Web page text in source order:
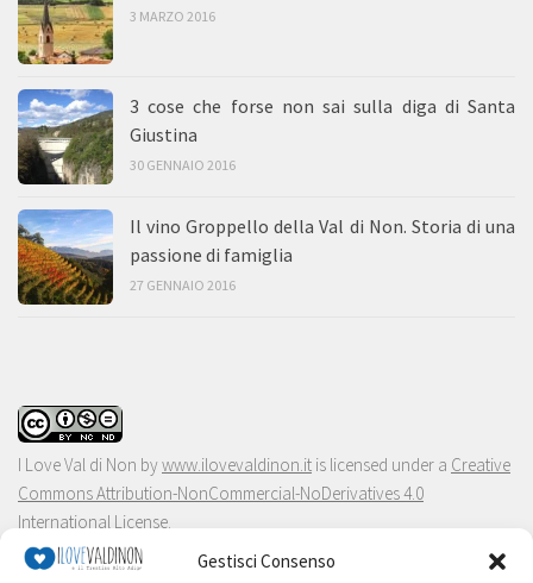
Gestisci Consenso
3 MARZO 2016
3 cose che forse non sai sulla diga di Santa
Giustina
30 GENNAIO 2016
Il vino Groppello della Val di Non. Storia di una
passione di famiglia
27 GENNAIO 2016
I Love Val di Non bywww.ilovevaldinon.it is licensed under a Creative
Commons Attribution-NonCommercial-NoDerivatives 4.0
International License.